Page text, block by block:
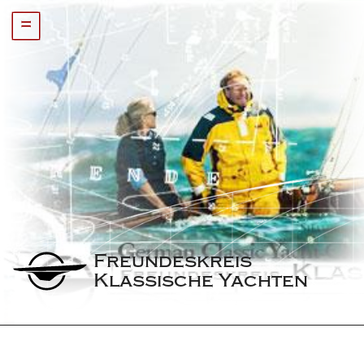
=
Freundeskreis
Klassische Yachten